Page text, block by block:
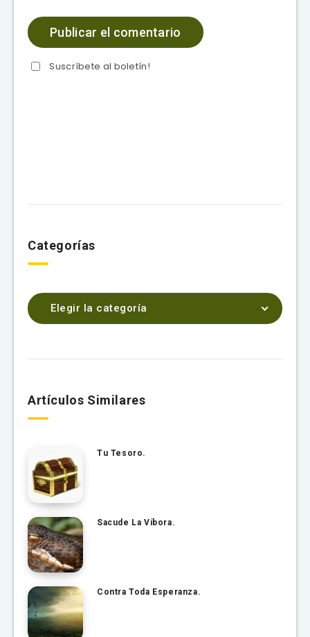
Suscríbete al boletín!
Categorías
Elegir la categoría
Artículos Similares
Tu Tesoro.
Sacude La Víbora.
Contra Toda Esperanza.